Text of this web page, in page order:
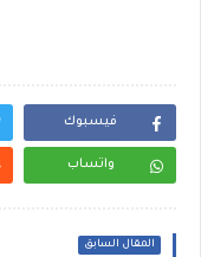
فيسبوك
واتساب
المقال السابق